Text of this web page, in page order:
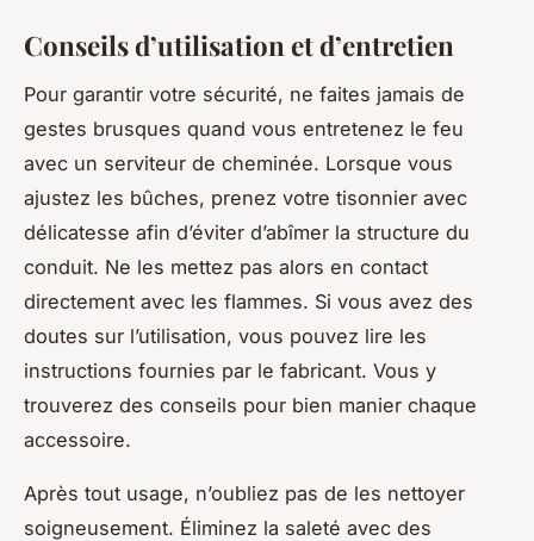
Conseils d’utilisation et d’entretien
Pour garantir votre sécurité, ne faites jamais de
gestes brusques quand vous entretenez le feu
avec un serviteur de cheminée. Lorsque vous
ajustez les bûches, prenez votre tisonnier avec
délicatesse afin d’éviter d’abîmer la structure du
conduit. Ne les mettez pas alors en contact
directement avec les flammes. Si vous avez des
doutes sur l’utilisation, vous pouvez lire les
instructions fournies par le fabricant. Vous y
trouverez des conseils pour bien manier chaque
accessoire.
Après tout usage, n’oubliez pas de les nettoyer
soigneusement. Éliminez la saleté avec des